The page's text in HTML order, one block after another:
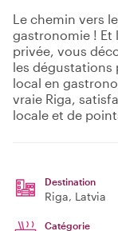
Le chemin vers
gastronomie ! Et
privée, vous
les dégustations
local en
vraie Riga,
locale et de
Destination
Riga, Latvia
Catégorie